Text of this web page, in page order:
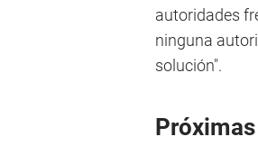
autoridades
ninguna
solución".